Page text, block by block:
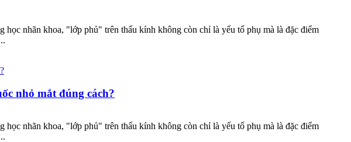
nhãn khoa, "lớp phủ" trên thấu kính không còn chỉ là yếu tố phụ mà là đặc điểm
nhỏ mắt đúng cách?
nhãn khoa, "lớp phủ" trên thấu kính không còn chỉ là yếu tố phụ mà là đặc điểm